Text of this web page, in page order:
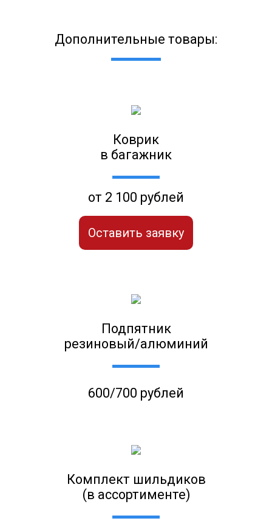
Дополнительные товары:
Коврик
в багажник
от 2 100 рублей
Оставить заявку
Подпятник
резиновый/алюминий
600/700 рублей
Комплект шильдиков
(в ассортименте)